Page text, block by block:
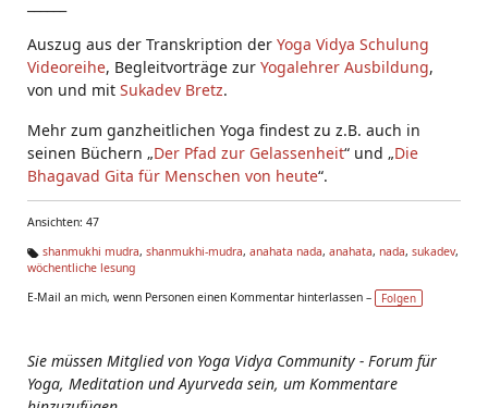
Auszug aus der Transkription der Yoga Vidya Schulung
Videoreihe, Begleitvorträge zur Yogalehrer Ausbildung,
von und mit Sukadev Bretz.
Mehr zum ganzheitlichen Yoga findest zu z.B. auch in
seinen Büchern „Der Pfad zur Gelassenheit“ und „Die
Bhagavad Gita für Menschen von heute“.
Ansichten: 47
Ta
s:
shanmukhi mudra, shanmukhi-mudra, anahata nada, anahata, nada, sukadev,
wöchentliche lesung
E-Mail an mich, wenn Personen einen Kommentar hinterlassen –
Folgen
Sie müssen Mitglied von Yoga Vidya Community - Forum für
Yoga, Meditation und Ayurveda sein, um Kommentare